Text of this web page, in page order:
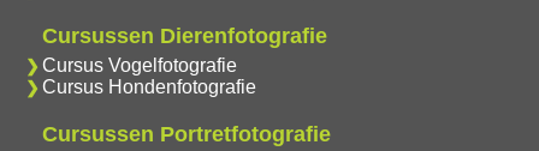
Cursussen Dierenfotografie
Cursus Vogelfotografie
Cursus Hondenfotografie
Cursussen Portretfotografie